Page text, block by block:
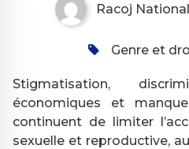
Racoj National
Genre et
Stigmatisation,
économiques et
continuent de limiter
sexuelle et reproductive,